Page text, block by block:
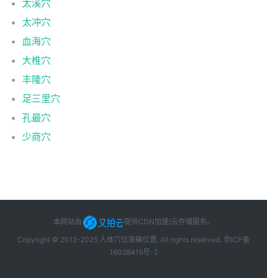
太溪穴
太冲穴
血海穴
大椎穴
丰隆穴
足三里穴
孔最穴
少商穴
本网站由 提供CDN加速/云存储服务。
Copyright © 2012-2025 人体穴位准确位置, All rights reserved. 京ICP备
16028415号-2